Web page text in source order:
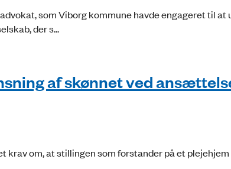
som Viborg kommune havde engageret til at
der s...
af skønnet ved
krav om, at stillingen som forstander på et